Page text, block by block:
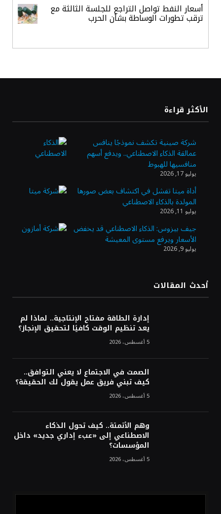
أسعار النفط تواصل التراجع للجلسة الثالثة مع
ترقب تطورات الوساطة بشأن الحرب
«تاسي» يستهل جلسة الأربعاء بارتفاع طفيف
مدعومًا بالبنوك والمواد الأساسية
“السعودية للطاقة” تعلن نتائج النصف الأول من
2026
النفط يرتد 1% بعد موجة بيع.. وغموض حرب
أمريكا وإيران مستمر
الأكثر قراءة
شركة صينية تكشف نموذجًا ينافس
عمالقة الذكاء الاصطناعي.. ويدفع أسهم
منافسيها للهبوط
يوليو 17, 2026
أداة ميتا تفشل في اكتشاف بعض صورها
المولدة بالذكاء الاصطناعي
يوليو 11, 2026
جيف بيزوس: الذكاء الاصطناعي قد يخفض
الأسعار ويرفع مستوى المعيشة
يوليو 9, 2026
أحدث المقالات
إدارة الطاقة مفتاح الإنتاجية.. لماذا لم
يعد تنظيم الوقت كافيًا لتحقيق الإنجاز؟
5 أغسطس، 2026
الصمت في الاجتماع لا يعني التوافق..
كيف تبني فريق عمل يقول لك الحقيقة؟
5 أغسطس، 2026
وهم الأتمتة.. كيف تحول الذكاء
الاصطناعي إلى «عبء إداري جديد» داخل
المؤسسات؟
5 أغسطس، 2026